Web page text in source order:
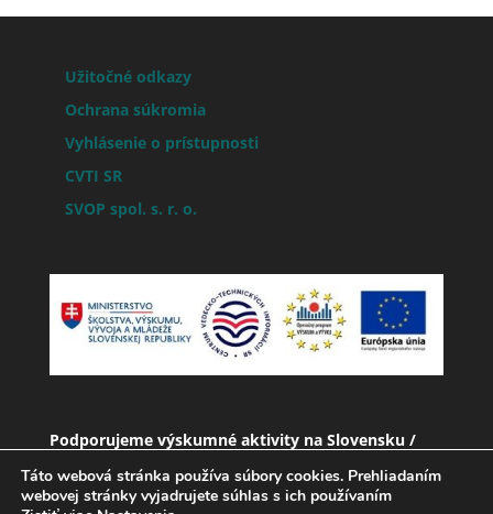
Užitočné odkazy
Ochrana súkromia
Vyhlásenie o prístupnosti
CVTI SR
SVOP spol. s. r. o.
Podporujeme výskumné aktivity na Slovensku /
Projekt je spolufinancovaný zo zdrojov EÚ
Táto webová stránka používa súbory cookies. Prehliadaním
webovej stránky vyjadrujete súhlas s ich používaním